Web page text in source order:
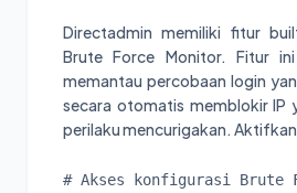
Directadmin memiliki fitur
Brute Force Monitor. Fitur
memantau percobaan login
secara otomatis memblokir IP
perilaku mencurigakan.
# Akses konfigurasi Brute